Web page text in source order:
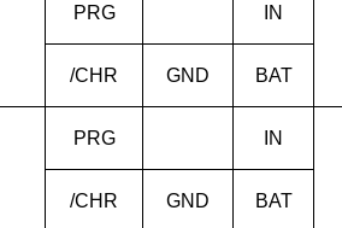
PRG
IN
/CHR GND BAT
PRG
IN
/CHR GND BAT